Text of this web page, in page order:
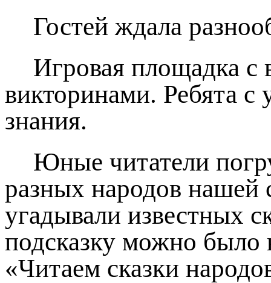
Гостей ждала
Игровая площадка
викторинами. Ребята с
знания.
Юные читатели
разных народов нашей
угадывали известных
подсказку можно было
«Читаем сказки